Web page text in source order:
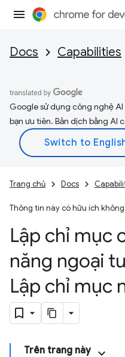
Docs Capabilities
Google sử dụng công nghệ
bạn ưu tiên. Bản dịch bằng AI
Trang chủ Docs
Thông tin này có hữu ích
Lập chỉ mục
năng ngoại
Lập chỉ mục
Trên trang này